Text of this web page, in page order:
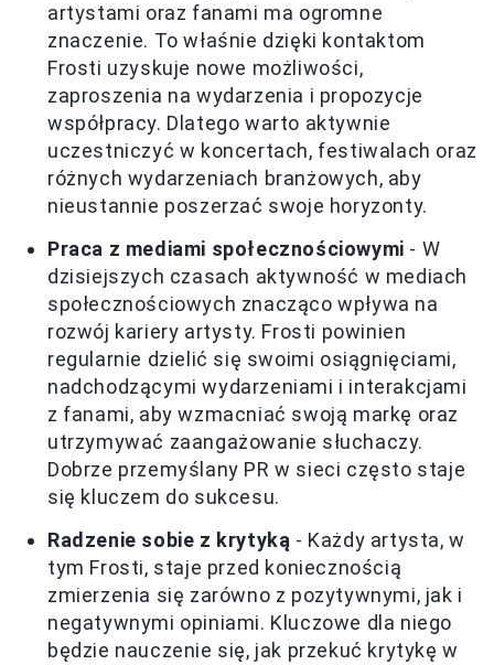
artystami oraz fanami ma ogromne
znaczenie. To właśnie dzięki kontaktom
Frosti uzyskuje nowe możliwości,
zaproszenia na wydarzenia i propozycje
współpracy. Dlatego warto aktywnie
uczestniczyć w koncertach, festiwalach oraz
różnych wydarzeniach branżowych, aby
nieustannie poszerzać swoje horyzonty.
Praca z mediami społecznościowymi - W
dzisiejszych czasach aktywność w mediach
społecznościowych znacząco wpływa na
rozwój kariery artysty. Frosti powinien
regularnie dzielić się swoimi osiągnięciami,
nadchodzącymi wydarzeniami i interakcjami
z fanami, aby wzmacniać swoją markę oraz
utrzymywać zaangażowanie słuchaczy.
Dobrze przemyślany PR w sieci często staje
się kluczem do sukcesu.
Radzenie sobie z krytyką - Każdy artysta, w
tym Frosti, staje przed koniecznością
zmierzenia się zarówno z pozytywnymi, jak i
negatywnymi opiniami. Kluczowe dla niego
będzie nauczenie się, jak przekuć krytykę w